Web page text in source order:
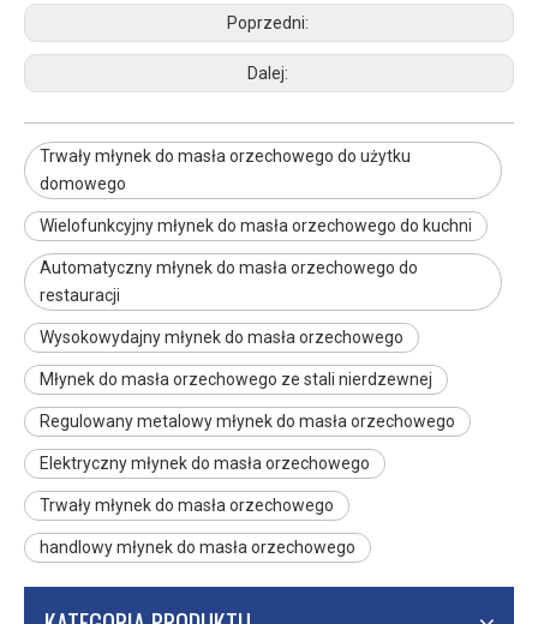
Poprzedni:
Dalej:
Trwały młynek do masła orzechowego do użytku
domowego
Wielofunkcyjny młynek do masła orzechowego do kuchni
Automatyczny młynek do masła orzechowego do
restauracji
Wysokowydajny młynek do masła orzechowego
Młynek do masła orzechowego ze stali nierdzewnej
Regulowany metalowy młynek do masła orzechowego
Elektryczny młynek do masła orzechowego
Trwały młynek do masła orzechowego
handlowy młynek do masła orzechowego